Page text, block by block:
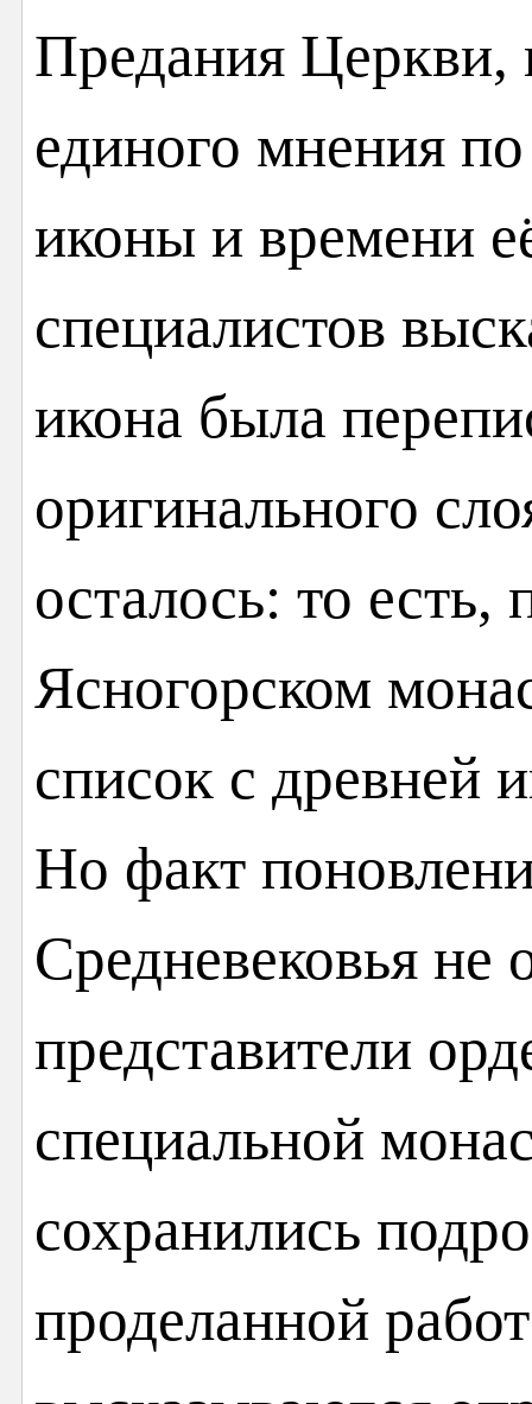
Предания Церкви,
единого мнения
иконы и времени
специалистов
икона была
оригинального
осталось: то есть,
Ясногорском
список с древней
Но факт
Средневековья не
представители
специальной
сохранились
проделанной